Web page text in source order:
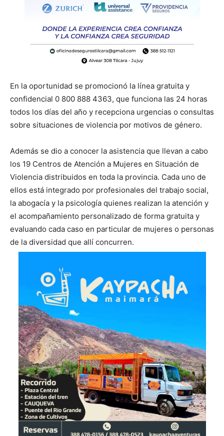
En la oportunidad se promocionó la línea gratuita y
confidencial 0 800 888 4363, que funciona las 24 horas
todos los días del año y recepciona urgencias o consultas
sobre situaciones de violencia por motivos de género.
Además se dio a conocer la asistencia que llevan a cabo
los 19 Centros de Atención a Mujeres en Situación de
Violencia distribuidos en toda la provincia. Cada uno de
ellos está integrado por profesionales del trabajo social,
la abogacía y la psicología quienes realizan la atención y
el acompañamiento personalizado de forma gratuita y
evaluando cada caso en particular de mujeres o personas
de la diversidad que allí concurren.